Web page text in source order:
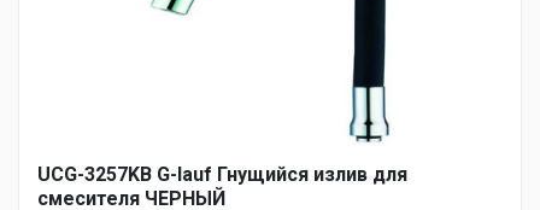
UCG-3257KB G-lauf Гнущийся излив для
смесителя ЧЕРНЫЙ